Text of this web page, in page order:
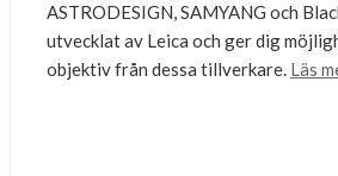
ASTRODESIGN, SAMYANG och
utvecklat av Leica och ger dig
objektiv från dessa tillverkare. Läs